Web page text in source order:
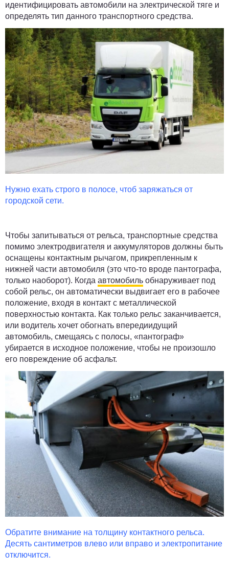
идентифицировать автомобили на электрической тяге и
определять тип данного транспортного средства.
Нужно ехать строго в полосе, чтоб заряжаться от
городской сети.
Чтобы запитываться от рельса, транспортные средства
помимо электродвигателя и аккумуляторов должны быть
оснащены контактным рычагом, прикрепленным к
нижней части автомобиля (это что-то вроде пантографа,
только наоборот). Когда автомобиль обнаруживает под
собой рельс, он автоматически выдвигает его в рабочее
положение, входя в контакт с металлической
поверхностью контакта. Как только рельс заканчивается,
или водитель хочет обогнать впередиидущий
автомобиль, смещаясь с полосы, «пантограф»
убирается в исходное положение, чтобы не произошло
его повреждение об асфальт.
Обратите внимание на толщину контактного рельса.
Десять сантиметров влево или вправо и электропитание
отключится.